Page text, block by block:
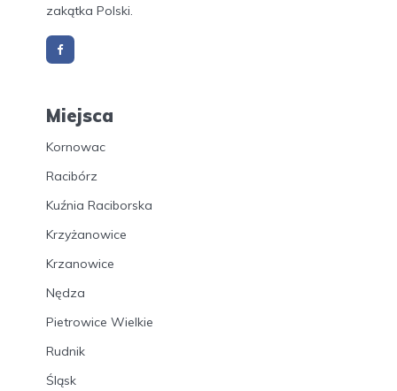
zakątka Polski.
Miejsca
Kornowac
Racibórz
Kuźnia Raciborska
Krzyżanowice
Krzanowice
Nędza
Pietrowice Wielkie
Rudnik
Śląsk